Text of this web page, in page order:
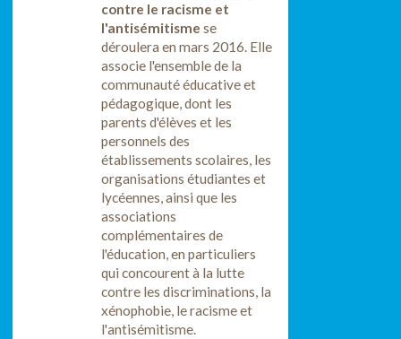
contre le racisme et
l'antisémitisme se
déroulera en mars 2016. Elle
associe l'ensemble de la
communauté éducative et
pédagogique, dont les
parents d'élèves et les
personnels des
établissements scolaires, les
organisations étudiantes et
lycéennes, ainsi que les
associations
complémentaires de
l'éducation, en particuliers
qui concourent à la lutte
contre les discriminations, la
xénophobie, le racisme et
l'antisémitisme.